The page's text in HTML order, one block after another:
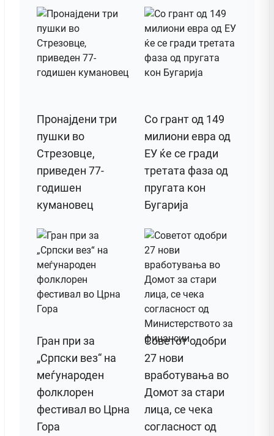
Пронајдени три
пушки во
Стрезовце,
приведен 77-
годишен
кумановец
Со грант од 149
милиони евра од
ЕУ ќе се гради
третата фаза од
пругата кон
Бугарија
Гран при за
„Српски вез“ на
меѓународен
фолклорен
фестивал во Црна
Гора
Советот одобри
27 нови
вработувања во
Домот за стари
лица, се чека
согласност од